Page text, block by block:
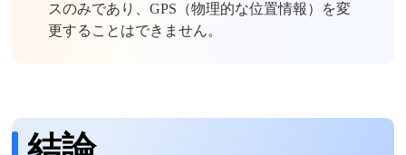
スのみであり、GPS（物理的な位置情報）を変
更することはできません。